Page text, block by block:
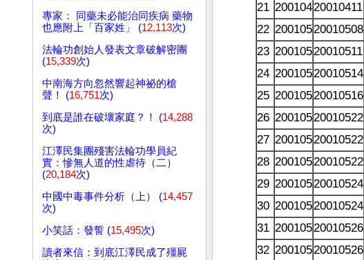
專家： 同藥未必能治同疾病 藥物
也應附上「百家姓」 (12,113次)
法輪功創始人發表文章破解密團
(15,339次)
中南海方向忽然響起神祕的槍
聲！ (16,751次)
到底是誰在破壞家庭？！ (14,288
次)
江澤民集團殘害法輪功學員紀
實：慘無人道的性虐待（二）
(20,184次)
中國中毒事件分析（上） (14,457
次)
小笑話：發誓 (15,495次)
讀者來信：到底江澤民成了殭屍
21 20010420010411
22 20010520010508
23 20010520010511
24 20010520010514
25 20010520010516
26 20010520010522
27 20010520010522
28 20010520010522
29 20010520010524
30 20010520010524
31 20010520010526
32 20010520010526